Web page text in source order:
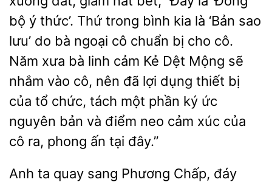
bộ ý thức’. Thứ trong bình kia là ‘Bản sao
lưu’ do bà ngoại cô chuẩn bị cho cô.
Năm xưa bà linh cảm Kẻ Dệt Mộng sẽ
nhắm vào cô, nên đã lợi dụng thiết bị
của tổ
tách một phần
ức
nguyên bản và
neo cảm xúc của
cô ra, phong ấn tại đây.”
Anh ta quay sang Phương Chấp, đáy